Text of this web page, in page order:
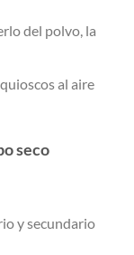
del polvo, la
al aire
seco
y secundario